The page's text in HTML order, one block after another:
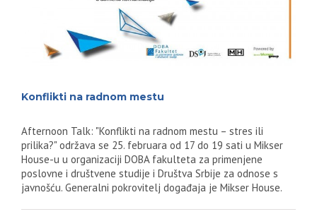
Konflikti na radnom mestu
Afternoon Talk: "Konflikti na radnom mestu – stres ili
prilika?" održava se 25. februara od 17 do 19 sati u Mikser
House-u u organizaciji DOBA fakulteta za primenjene
poslovne i društvene studije i Društva Srbije za odnose s
javnošću. Generalni pokrovitelj događaja je Mikser House.